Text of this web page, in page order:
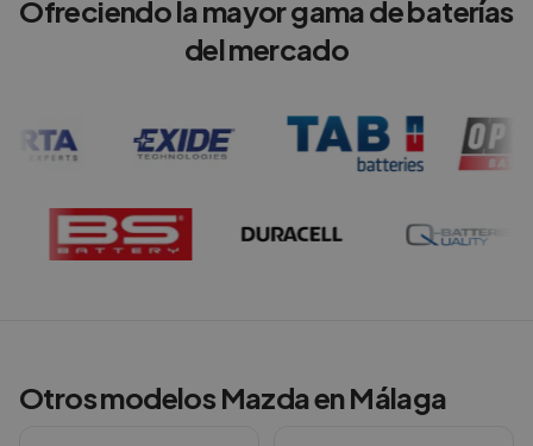
Ofreciendo la mayor gama de baterías
del mercado
Otros modelosMazdaenMálaga